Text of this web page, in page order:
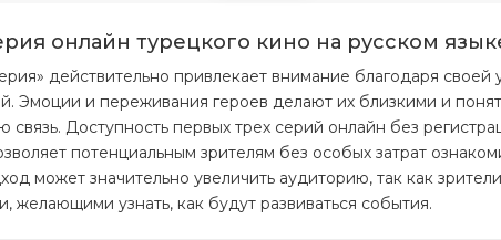
онлайн турецкого кино на русском
действительно привлекает внимание благодаря
Эмоции и переживания героев делают их близкими и
связь. Доступность первых трех серий онлайн без
потенциальным зрителям без особых затрат
может значительно увеличить аудиторию, так как
желающими узнать, как будут развиваться события.